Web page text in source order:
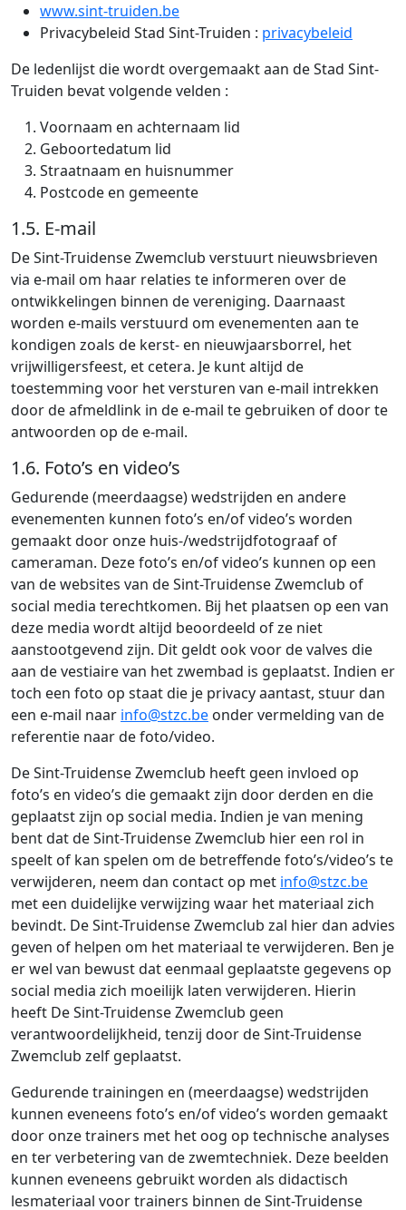
www.sint-truiden.be
Privacybeleid Stad Sint-Truiden : privacybeleid
De ledenlijst die wordt overgemaakt aan de Stad Sint-
Truiden bevat volgende velden :
Voornaam en achternaam lid
Geboortedatum lid
Straatnaam en huisnummer
Postcode en gemeente
1.5. E-mail
De Sint-Truidense Zwemclub verstuurt nieuwsbrieven
via e-mail om haar relaties te informeren over de
ontwikkelingen binnen de vereniging. Daarnaast
worden e-mails verstuurd om evenementen aan te
kondigen zoals de kerst- en nieuwjaarsborrel, het
vrijwilligersfeest, et cetera. Je kunt altijd de
toestemming voor het versturen van e-mail intrekken
door de afmeldlink in de e-mail te gebruiken of door te
antwoorden op de e-mail.
1.6. Foto’s en video’s
Gedurende (meerdaagse) wedstrijden en andere
evenementen kunnen foto’s en/of video’s worden
gemaakt door onze huis-/wedstrijdfotograaf of
cameraman. Deze foto’s en/of video’s kunnen op een
van de websites van de Sint-Truidense Zwemclub of
social media terechtkomen. Bij het plaatsen op een van
deze media wordt altijd beoordeeld of ze niet
aanstootgevend zijn. Dit geldt ook voor de valves die
aan de vestiaire van het zwembad is geplaatst. Indien er
toch een foto op staat die je privacy aantast, stuur dan
een e-mail naar info@stzc.be onder vermelding van de
referentie naar de foto/video.
De Sint-Truidense Zwemclub heeft geen invloed op
foto’s en video’s die gemaakt zijn door derden en die
geplaatst zijn op social media. Indien je van mening
bent dat de Sint-Truidense Zwemclub hier een rol in
speelt of kan spelen om de betreffende foto’s/video’s te
verwijderen, neem dan contact op met info@stzc.be
met een duidelijke verwijzing waar het materiaal zich
bevindt. De Sint-Truidense Zwemclub zal hier dan advies
geven of helpen om het materiaal te verwijderen. Ben je
er wel van bewust dat eenmaal geplaatste gegevens op
social media zich moeilijk laten verwijderen. Hierin
heeft De Sint-Truidense Zwemclub geen
verantwoordelijkheid, tenzij door de Sint-Truidense
Zwemclub zelf geplaatst.
Gedurende trainingen en (meerdaagse) wedstrijden
kunnen eveneens foto’s en/of video’s worden gemaakt
door onze trainers met het oog op technische analyses
en ter verbetering van de zwemtechniek. Deze beelden
kunnen eveneens gebruikt worden als didactisch
lesmateriaal voor trainers binnen de Sint-Truidense